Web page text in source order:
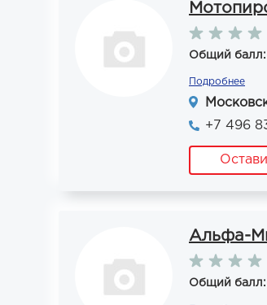
Общий
Подробнее
+7 496
Альфа-
Общий